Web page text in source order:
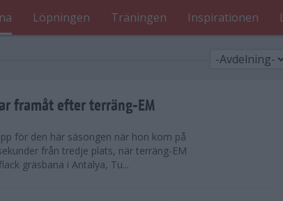
Löpningen Träningen Inspirationen
framåt efter terräng-EM
för den här säsongen när hon kom på
från tredje plats, när terräng-EM
gräsbana i Antalya, Tu...